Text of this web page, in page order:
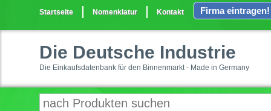
Startseite Nomenklatur Kontakt Firma eintragen!
Die Deutsche Industrie
Die Einkaufsdatenbank für den Binnenmarkt - Made in Germany